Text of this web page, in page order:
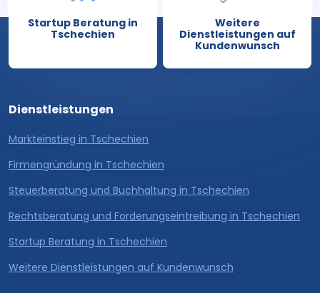
Startup Beratung in
Tschechien
Weitere
Dienstleistungen auf
Kundenwunsch
Dienstleistungen
Markteinstieg in Tschechien
Firmengründung in Tschechien
Steuerberatung und Buchhaltung in Tschechien
Rechtsberatung und Forderungseintreibung in Tschechien
Startup Beratung in Tschechien
Weitere Dienstleistungen auf Kundenwunsch